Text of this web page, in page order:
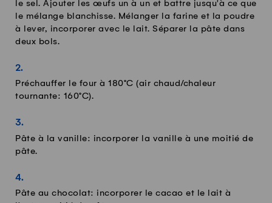
le sel. Ajouter les œufs un à un et battre jusqu'à ce que
le mélange blanchisse. Mélanger la farine et la poudre
à lever, incorporer avec le lait. Séparer la pâte dans
deux bols.
Préchauffer le four à 180°C (air chaud/chaleur
tournante: 160°C).
Pâte à la vanille: incorporer la vanille à une moitié de
pâte.
Pâte au chocolat: incorporer le cacao et le lait à